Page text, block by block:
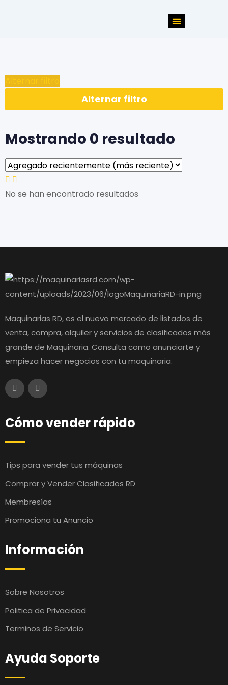
Alternar filtro
Mostrando 0 resultado
No se han encontrado resultados
Maquinarias RD, es el nuevo mercado de listados de
venta, compra, alquiler y servicios de clasificados más
grande de Maquinaria. Consulta como anunciarte y
empieza hacer negocios con tu maquinaria.
Cómo vender rápido
Tips para vender tus máquinas
Comprar y Vender Clasificados RD
Membresías
Promociona tu Anuncio
Información
Sobre Nosotros
Politica de Privacidad
Terminos de Servicio
Ayuda Soporte